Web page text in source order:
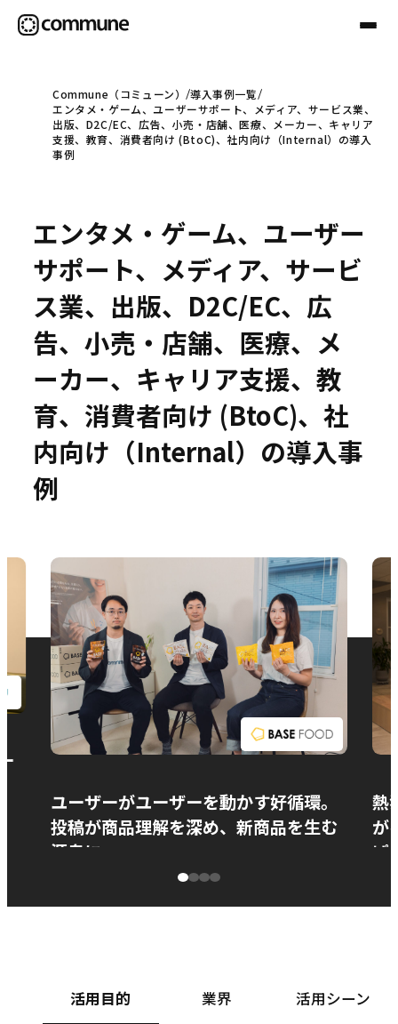
Communeについて
事例
セミナー
お役立ち情報
Commune（コミューン）
導入事例一覧
エンタメ・ゲーム、ユーザーサポート、メディア、サービス業、
出版、D2C/EC、広告、小売・店舗、医療、メーカー、キャリア
支援、教育、消費者向け (BtoC)、社内向け（Internal）の導入
事例
エンタメ・ゲーム、ユーザー
サポート、メディア、サービ
ス業、出版、D2C/EC、広
告、小売・店舗、医療、メ
ーカー、キャリア支援、教
育、消費者向け (BtoC)、社
内向け（Internal）の導入事
例
ユーザーがユーザーを動かす好循環。
投稿が商品理解を深め、新商品を生む
源泉に
熱
が
ぱ
活用目的 業界 活用シーン